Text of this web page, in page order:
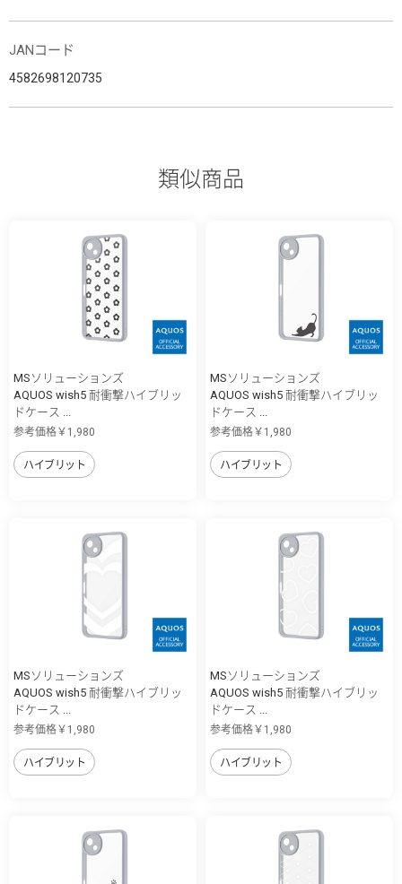
JANコード
4582698120735
類似商品
MSソリューションズ
AQUOS wish5 耐衝撃ハイブリッ
ドケース ...
参考価格￥1,980
ハイブリット
MSソリューションズ
AQUOS wish5 耐衝撃ハイブリッ
ドケース ...
参考価格￥1,980
ハイブリット
MSソリューションズ
AQUOS wish5 耐衝撃ハイブリッ
ドケース ...
参考価格￥1,980
ハイブリット
MSソリューションズ
AQUOS wish5 耐衝撃ハイブリッ
ドケース ...
参考価格￥1,980
ハイブリット